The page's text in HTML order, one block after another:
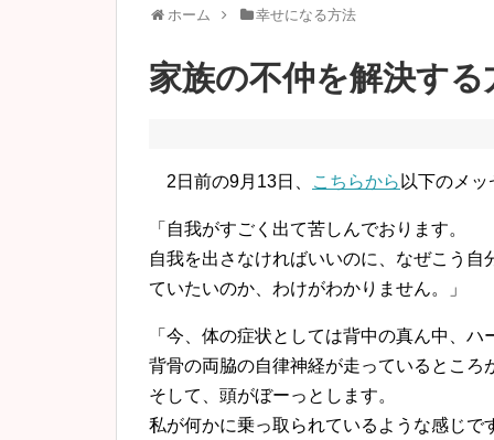
ホーム 幸せになる方法
家族の不仲を解決する
2日前の9月13日、 こちらから 以下のメ
「自我がすごく出て苦しんでおります。
自我を出さなければいいのに、なぜこう
ていたいのか、わけがわかりません。」
「今、体の症状としては背中の真ん中、
背骨の両脇の自律神経が走っているところ
そして、頭がぼーっとします。
私が何かに乗っ取られているような感じで